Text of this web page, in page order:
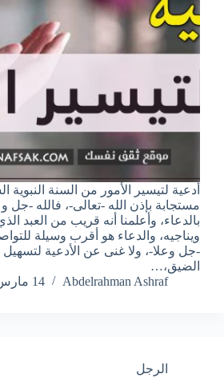
أدعية لتيسير الأمور من السنة النبوية
مستجابة بإذن الله -تعالى-، فالله -جل
بالدعاء، وأعلمنا أنه قريب من العبد
ويناجيه، والدعاء هو أقرب وسيلة
-جل وعلا-، ولا غنى عن الأدعية لتسهيل
الضيق،…
Abdelrahman Ashraf
14 مارس، 2022
الرجل